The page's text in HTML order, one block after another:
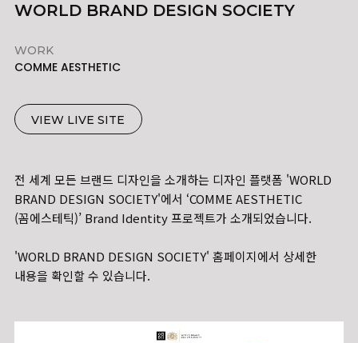
WORLD BRAND DESIGN SOCIETY
WORK
COMME AESTHETIC
VIEW LIVE SITE
전 세계 모든 브랜드 디자인을 소개하는 디자인 플랫폼 'WORLD
BRAND DESIGN SOCIETY'에서 ‘COMME AESTHETIC
(꼼에스테틱)’ Brand Identity 프로젝트가 소개되었습니다.
'WORLD BRAND DESIGN SOCIETY' 홈페이지에서 상세한
내용을 확인할 수 있습니다.